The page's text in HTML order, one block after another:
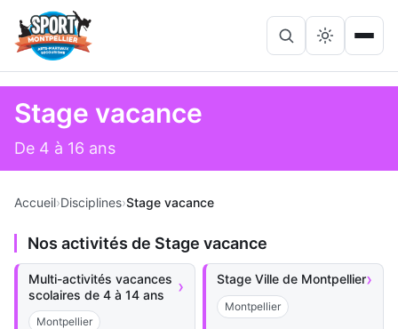
le
menu
Rechercher
sur
Lancer
la
recherche
Stage vacance
De 4 à 16 ans
Accueil Disciplines Stage vacance
Nos activités de Stage vacance
Multi-activités vacances
scolaires de 4 à 14 ans
›
Montpellier
Stage Ville de Montpellier›
Montpellier